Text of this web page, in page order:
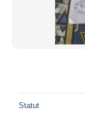
Statut